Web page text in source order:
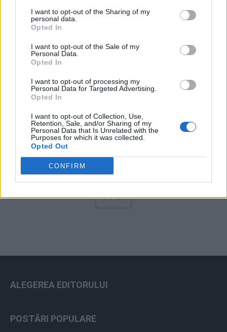
I want to opt-out of the Sharing of my
personal data.
Opted In
I want to opt-out of the Sale of my
Personal Data.
Opted In
I want to opt-out of processing my
Personal Data for Targeted Advertising.
Opted In
I want to opt-out of Collection, Use,
Retention, Sale, and/or Sharing of my
Personal Data that Is Unrelated with the
Purposes for which it was collected.
Opted Out
CONFIRM
Altul
Arhiva sondajelor
ad
ALEGEREA EDITORULUI
POSTĂRI POPULARE